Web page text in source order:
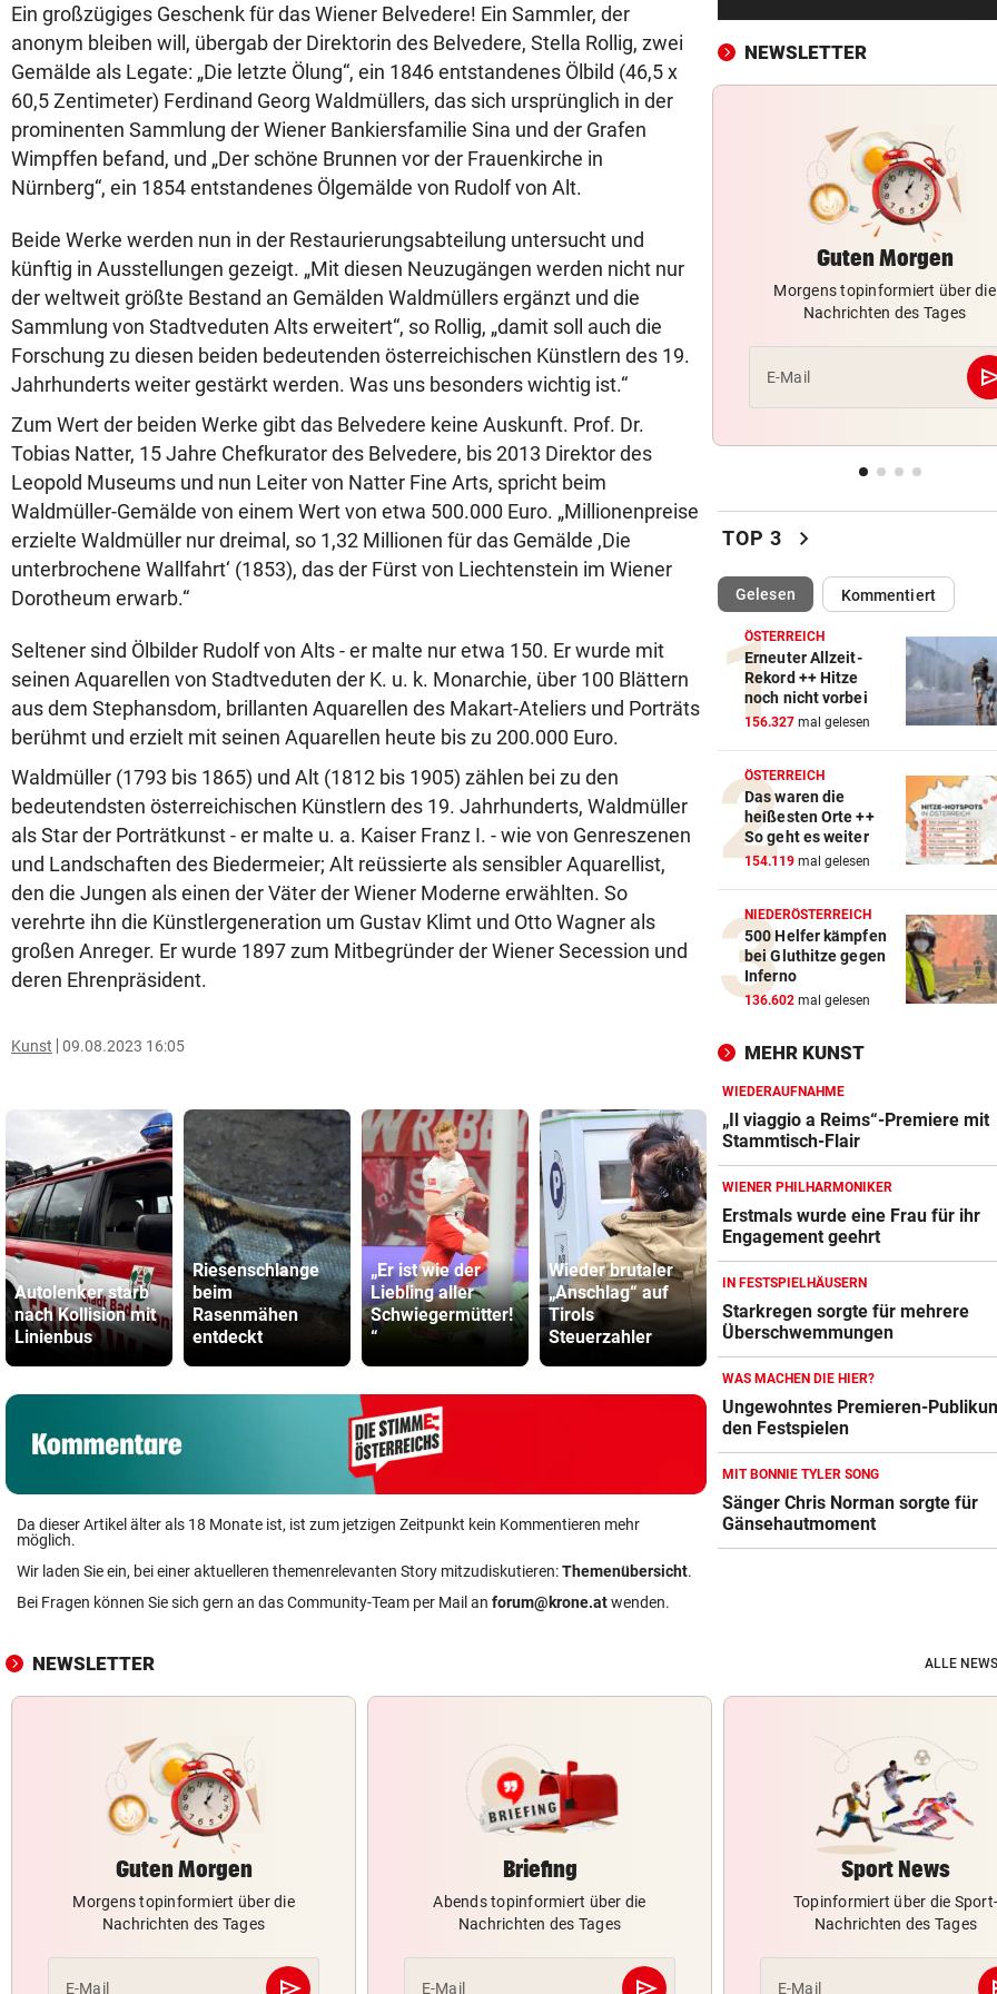
Ein großzügiges Geschenk für das Wiener Belvedere! Ein Sammler, der
anonym bleiben will, übergab der Direktorin des Belvedere, Stella Rollig, zwei
Gemälde als Legate: „Die letzte Ölung“, ein 1846 entstandenes Ölbild (46,5 x
60,5 Zentimeter) Ferdinand Georg Waldmüllers, das sich ursprünglich in der
prominenten Sammlung der Wiener Bankiersfamilie Sina und der Grafen
Wimpffen befand, und „Der schöne Brunnen vor der Frauenkirche in
Nürnberg“, ein 1854 entstandenes Ölgemälde von Rudolf von Alt.
Beide Werke werden nun in der Restaurierungsabteilung untersucht und
künftig in Ausstellungen gezeigt. „Mit diesen Neuzugängen werden nicht nur
der weltweit größte Bestand an Gemälden Waldmüllers ergänzt und die
Sammlung von Stadtveduten Alts erweitert“, so Rollig, „damit soll auch die
Forschung zu diesen beiden bedeutenden österreichischen Künstlern des 19.
Jahrhunderts weiter gestärkt werden. Was uns besonders wichtig ist.“
Zum Wert der beiden Werke gibt das Belvedere keine Auskunft. Prof. Dr.
Tobias Natter, 15 Jahre Chefkurator des Belvedere, bis 2013 Direktor des
Leopold Museums und nun Leiter von Natter Fine Arts, spricht beim
Waldmüller-Gemälde von einem Wert von etwa 500.000 Euro. „Millionenpreise
erzielte Waldmüller nur dreimal, so 1,32 Millionen für das Gemälde ,Die
unterbrochene Wallfahrt‘ (1853), das der Fürst von Liechtenstein im Wiener
Dorotheum erwarb.“
Seltener sind Ölbilder Rudolf von Alts - er malte nur etwa 150. Er wurde mit
seinen Aquarellen von Stadtveduten der K. u. k. Monarchie, über 100 Blättern
aus dem Stephansdom, brillanten Aquarellen des Makart-Ateliers und Porträts
berühmt und erzielt mit seinen Aquarellen heute bis zu 200.000 Euro.
Waldmüller (1793 bis 1865) und Alt (1812 bis 1905) zählen bei zu den
bedeutendsten österreichischen Künstlern des 19. Jahrhunderts, Waldmüller
als Star der Porträtkunst - er malte u. a. Kaiser Franz I. - wie von Genreszenen
und Landschaften des Biedermeier; Alt reüssierte als sensibler Aquarellist,
den die Jungen als einen der Väter der Wiener Moderne erwählten. So
verehrte ihn die Künstlergeneration um Gustav Klimt und Otto Wagner als
großen Anreger. Er wurde 1897 zum Mitbegründer der Wiener Secession und
deren Ehrenpräsident.
Kunst 09.08.2023 16:05
Autolenker starb
nach Kollision mit
Linienbus
Riesenschlange
beim
Rasenmähen
entdeckt
„Er ist wie der
Liebling aller
Schwiegermütter!
“
Wieder brutaler
„Anschlag“ auf
Tirols
Steuerzahler
Nach Zaun ist jetzt
Fassade ein
echtes Kunstwerk
Dorotheum,
Da dieser Artikel älter als 18 Monate ist, ist zum jetzigen Zeitpunkt kein Kommentieren mehr
möglich.
Wir laden Sie ein, bei einer aktuelleren themenrelevanten Story mitzudiskutieren:Themenübersicht.
Bei Fragen können Sie sich gern an das Community-Team per Mail an forum@krone.atwenden.
Pioneers werden immer
den „Pioneerit“
SEIDL UND CO. BESTÜRZT vor
im Trauerflor
CONFERENCE LEAGUE vor 34
LIVE: Blitztor! Rapid führt bei
Paide dank Elfer
TAUZIEHEN UM BEAMTE vor 38
„Müssen Personalnot bei
in Wien ausbaden!“
vor
Schmugglerin aus Liebe?
Wieder brutaler „Anschlag“
Tirols Steuerzahler
PSYCHOGRAMM DES TÄTERS
Wie Mörder Afaq K. nachts
mit Kamera jagte
730 TIERE GERETTET vor
Den Fischlein im Bach geht
das Wasser aus
„KRONE“ ALS BEAMTE vor
„Herr Herbert“ geht zu
Polizei trainiert
BURGOS-RUNDFAHRT
Gall nach Etappensieg neuer
Gesamtführender!
NACH WM-DEBAKEL vor
Teamchef von Uruguay
REKORDHITZE IN Ö vor
Krisenkoordinator ruft zum
Wassersparen auf
ANSTURM AM KREISCHBERG vor
UK bis Holland: Warum alle
Liftsessel wollen
NEWSLETTER
Guten Morgen
Morgens topinformiert über die
Nachrichten des Tages
E-Mail
TOP 3 chevron_right
Gelesen(ausgewählt)Kommentiert
ÖSTERREICH
Erneuter Allzeit-
Rekord ++ Hitze
noch nicht vorbei
156.327 mal gelesen
ÖSTERREICH
Das waren die
heißesten Orte ++
So geht es weiter
154.119 mal gelesen
NIEDERÖSTERREICH
500 Helfer kämpfen
bei Gluthitze gegen
Inferno
136.602 mal gelesen
MEHR KUNST
WIEDERAUFNAHME
„Il viaggio a Reims“-Premiere mit
Stammtisch-Flair
WIENER PHILHARMONIKER
Erstmals wurde eine Frau für ihr
Engagement geehrt
IN FESTSPIELHÄUSERN
Starkregen sorgte für mehrere
Überschwemmungen
WAS MACHEN DIE HIER?
Ungewohntes Premieren-
den Festspielen
MIT BONNIE TYLER SONG
Sänger Chris Norman sorgte für
Gänsehautmoment
NEWSLETTER ALLE
Guten Morgen
Morgens topinformiert über die
Nachrichten des Tages
E-Mail
Briefing
Abends topinformiert über die
Nachrichten des Tages
E-Mail
Sport News
Topinformiert über die Sport-
Nachrichten des Tages
E-Mail